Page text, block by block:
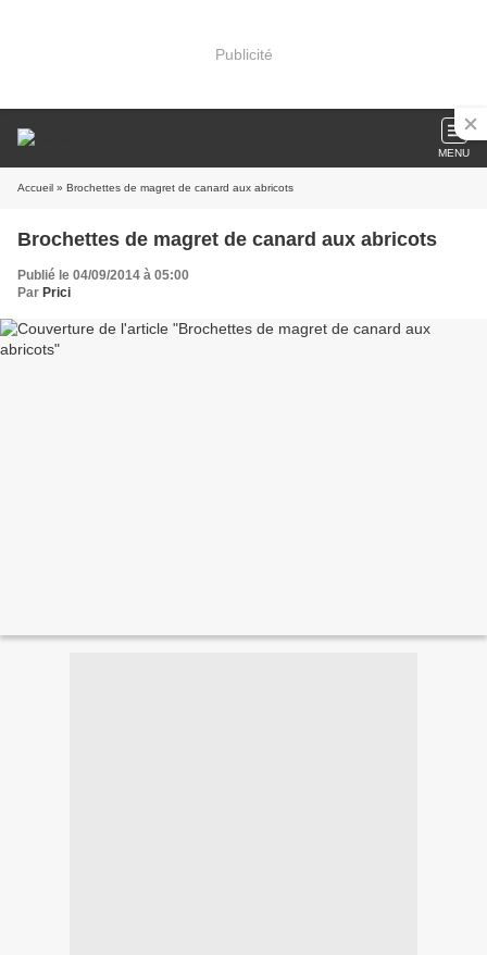
Publicité
MENU
Accueil » Brochettes de magret de canard aux abricots
Brochettes de magret de canard aux abricots
Publié le 04/09/2014 à 05:00
Par Prici